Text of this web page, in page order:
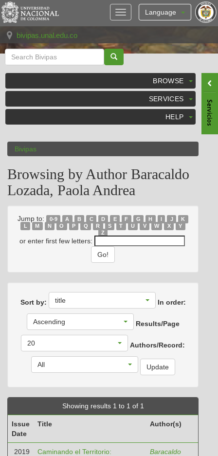
Skip
navigation
Language
bivipas.unal.edu.co
BROWSE
SERVICES
HELP
Bivipas
Browsing by Author Baracaldo
Lozada, Paola Andrea
Jump to: 0-9 A B C D E F G H I J
K
L
M N O P Q R S T U V W X
Y
Z
or enter first few letters:
Sort by: title In order:
Ascending Results/Page
20 Authors/Record:
All
Showing results 1 to 1 of 1
Issue
Date
Title Author(s)
2019
Caminando el Territorio:
Baracaldo